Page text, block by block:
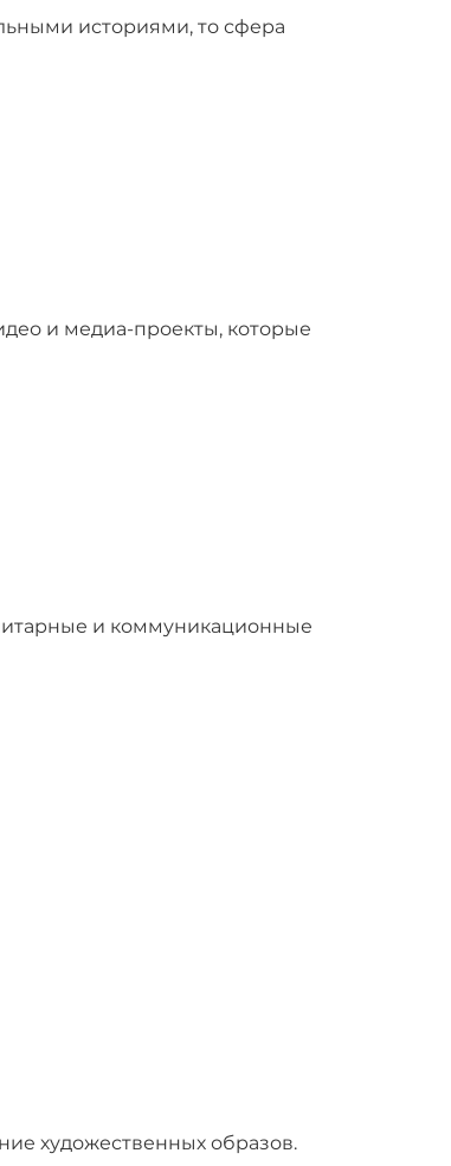
историями, то сфера
и медиа-проекты, которые
и коммуникационные
художественных образов.